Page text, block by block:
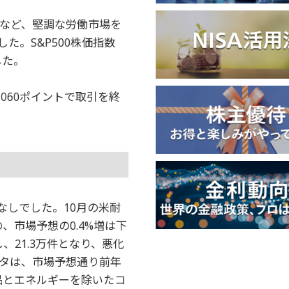
ど、堅調な労働市場を
た。S&P500株価指数
。
ポイントで取引を終
しでした。10月の米耐
市場予想の0.4%増は下
21.3万件となり、悪化
は、市場予想通り前年
エネルギーを除いたコ